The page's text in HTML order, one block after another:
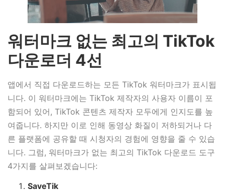
워터마크 없는 최고의 TikTok
다운로더 4선
앱에서 직접 다운로드하는 모든 TikTok 워터마크가 표시됩
니다. 이 워터마크에는 TikTok 제작자의 사용자 이름이 포
함되어 있어, TikTok 콘텐츠 제작자 모두에게 인지도를 높
여줍니다. 하지만 이로 인해 동영상 화질이 저하되거나 다
른 플랫폼에 공유할 때 시청자의 경험에 영향을 줄 수 있습
니다. 그럼, 워터마크가 없는 최고의 TikTok 다운로드 도구
4가지를 살펴보겠습니다:
SaveTik